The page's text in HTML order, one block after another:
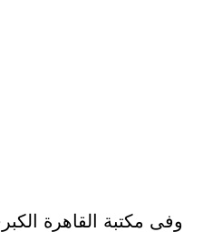
وفى مكتبة القاهرة